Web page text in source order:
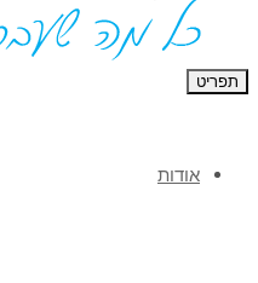
תפריט
אודות